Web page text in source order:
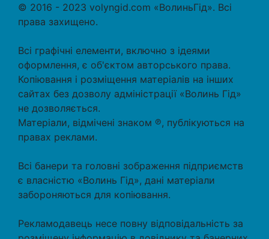
© 2016 - 2023 volyngid.com «ВолиньГід». Всі
права захищено.
Всі графічні елементи, включно з ідеями
оформлення, є об'єктом авторського права.
Копіювання і розміщення матеріалів на інших
сайтах без дозволу адміністрації «Волинь Гід»
не дозволяється.
Матеріали, відмічені знаком ℗, публікуються на
правах реклами.
Всі банери та головні зображення підприємств
є власністю «Волинь Гід», дані матеріали
забороняються для копіювання.
Рекламодавець несе повну відповідальність за